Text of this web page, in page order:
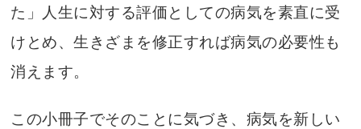
た」人生に対する評価としての病気を素直に受
けとめ、生きざまを修正すれば病気の必要性も
消えます。
この小冊子でそのことに気づき、病気を新しい